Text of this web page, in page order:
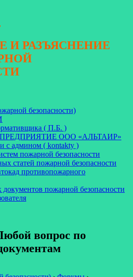
И РАЗЪЯСНЕНИЕ
безопасности)
( П.Б. )
ООО «АЛЬТАИР»
с админом ( kontakty )
пожарной безопасности
статей пожарной безопасности
противопожарного
пожарной безопасности
вопрос по